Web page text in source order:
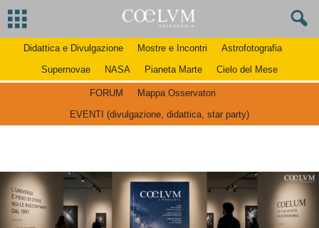
Didattica e Divulgazione Mostre e Incontri
Astrofotografia
Supernovae
NASA Pianeta Marte Cielo del Mese
FORUM
Mappa Osservatori
EVENTI (divulgazione, didattica, star party)